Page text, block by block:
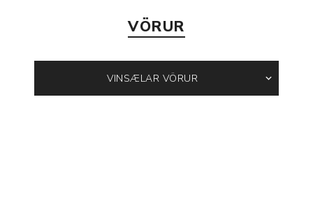
VÖRUR